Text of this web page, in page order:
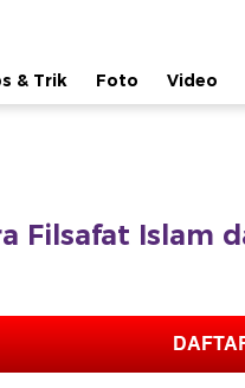
& Trik Foto Video
Filsafat Islam